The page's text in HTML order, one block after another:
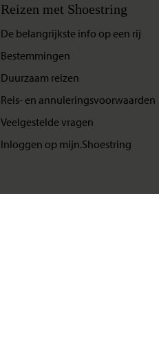
Reizen met Shoestring
De belangrijkste info op een rij
Bestemmingen
Duurzaam reizen
Reis- en annuleringsvoorwaarden
Veelgestelde vragen
Inloggen op mijn.Shoestring